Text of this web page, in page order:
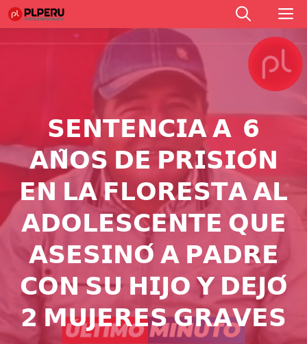
Saltar
al
𝗦𝗘𝗡𝗧𝗘𝗡𝗖𝗜𝗔 𝗔 𝟲
𝗔𝗡̃𝗢𝗦 𝗗𝗘 𝗣𝗥𝗜𝗦𝗜𝗢́𝗡
𝗘𝗡 𝗟𝗔 𝗙𝗟𝗢𝗥𝗘𝗦𝗧𝗔 𝗔𝗟
𝗔𝗗𝗢𝗟𝗘𝗦𝗖𝗘𝗡𝗧𝗘 𝗤𝗨𝗘
𝗔𝗦𝗘𝗦𝗜𝗡𝗢́ 𝗔 𝗣𝗔𝗗𝗥𝗘
𝗖𝗢𝗡 𝗦𝗨 𝗛𝗜𝗝𝗢 𝗬 𝗗𝗘𝗝𝗢́
𝟮 𝗠𝗨𝗝𝗘𝗥𝗘𝗦 𝗚𝗥𝗔𝗩𝗘𝗦